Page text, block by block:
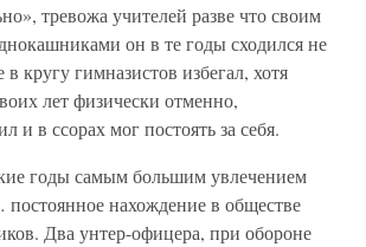
тревожа учителей разве что своим
он в те годы сходился не
кругу гимназистов избегал, хотя
лет физически отменно,
и в ссорах мог постоять за себя.
годы самым большим увлечением
постоянное нахождение в обществе
Два унтер-офицера, при обороне